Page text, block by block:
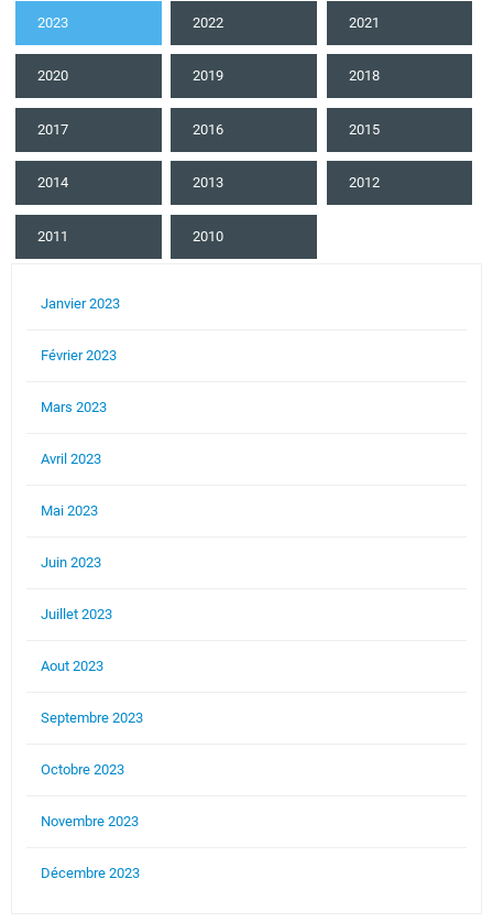
2023 2022 2021
2020 2019 2018
2017 2016 2015
2014 2013 2012
2011 2010
Janvier 2023
Février 2023
Mars 2023
Avril 2023
Mai 2023
Juin 2023
Juillet 2023
Aout 2023
Septembre 2023
Octobre 2023
Novembre 2023
Décembre 2023